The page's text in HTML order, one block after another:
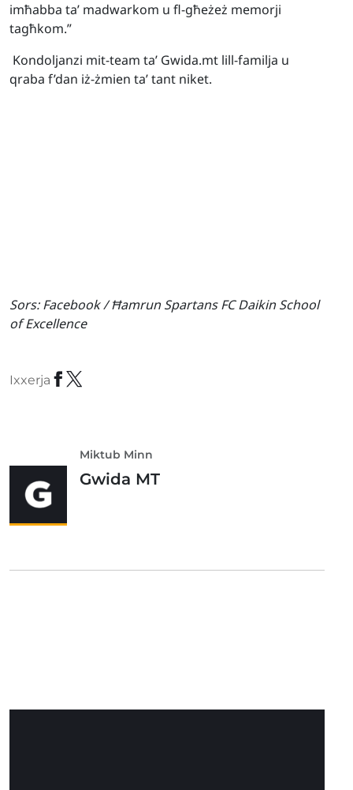
imħabba ta’ madwarkom u fl-għeżeż memorji
tagħkom.”
Kondoljanzi mit-team ta’ Gwida.mt lill-familja u
qraba f’dan iż-żmien ta’ tant niket.
Sors: Facebook /Ħamrun Spartans FC Daikin School
of Excellence
Ixxerja
Miktub Minn
Gwida MT